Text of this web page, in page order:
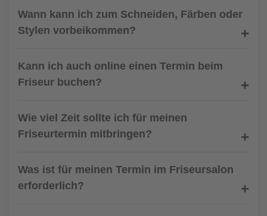
Wann kann ich zum Schneiden, Färben oder
Stylen vorbeikommen?
Kann ich auch online einen Termin beim
Friseur buchen?
Wie viel Zeit sollte ich für meinen
Friseurtermin mitbringen?
Was ist für meinen Termin im Friseursalon
erforderlich?